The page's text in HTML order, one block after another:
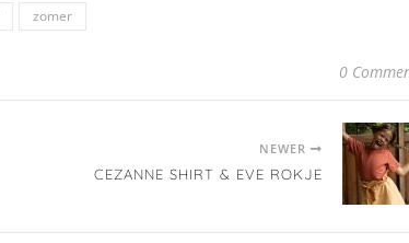
zomer
0
NEWER
CEZANNE SHIRT & EVE ROKJE